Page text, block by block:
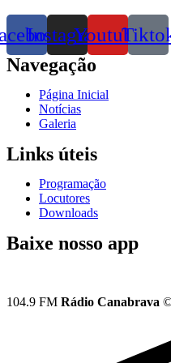
InstagramYoutube
Navegação
Página Inicial
Notícias
Galeria
Links úteis
Programação
Locutores
Downloads
Baixe nosso app
104.9 FM Rádio Canabrava